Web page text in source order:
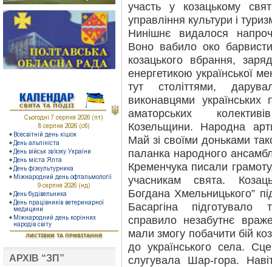
АРХІВ “ЗП”
участь у козацькому
управління культури і
Нинішнє видалося
Воно вабило око
козацького вбрання,
енергетикою української
тут століттями,
виконавцями
аматорських
Козельщини. Народна
Май зі своїми доньками
паланка народного
Кременчука писали
учасникам свята.
Богдана Хмельницького”
Басаргіна підготувало
справило незабутнє
мали змогу побачити бій
до українського села.
слугувала Шар-гора.